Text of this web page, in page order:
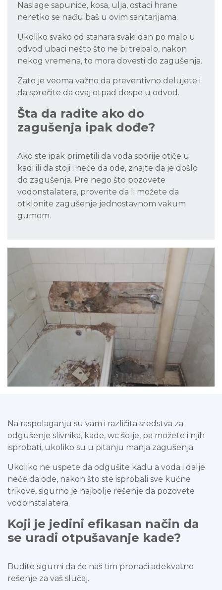
Naslage sapunice, kosa, ulja, ostaci hrane
neretko se nađu baš u ovim sanitarijama.
Ukoliko svako od stanara svaki dan po malo u
odvod ubaci nešto što ne bi trebalo, nakon
nekog vremena, to mora dovesti do zagušenja.
Zato je veoma važno da preventivno delujete i
da sprečite da ovaj otpad dospe u odvod.
Šta da radite ako do
zagušenja ipak dođe?
Ako ste ipak primetili da voda sporije otiče u
kadi ili da stoji i neće da ode, znajte da je došlo
do zagušenja. Pre nego što pozovete
vodonstalatera, proverite da li možete da
otklonite zagušenje jednostavnom vakum
gumom.
Na raspolaganju su vam i različita sredstva za
odgušenje slivnika, kade, wc šolje, pa možete i njih
isprobati, ukoliko su u pitanju manja zagušenja.
Ukoliko ne uspete da odgušite kadu a voda i dalje
neće da ode, nakon što ste isprobali sve kućne
trikove, sigurno je najbolje rešenje da pozovete
vodoinstalatera.
Koji je jedini efikasan način da
se uradi otpušavanje kade?
Budite sigurni da će naš tim pronaći adekvatno
rešenje za vaš slučaj.